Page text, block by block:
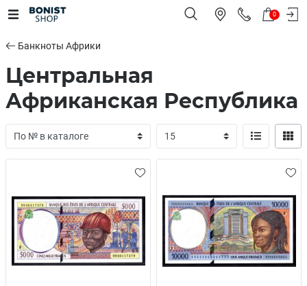
0
Банкноты Африки
Центральная
Африканская Республика